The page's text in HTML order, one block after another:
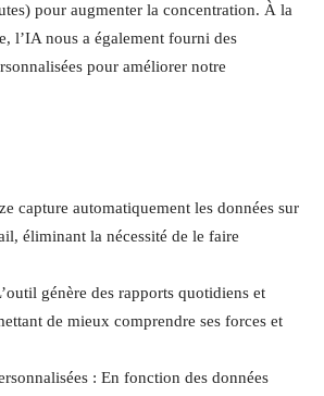
pour augmenter la concentration. À la
l’IA nous a également fourni des
pour améliorer notre
capture automatiquement les données sur
éliminant la nécessité de le faire
génère des rapports quotidiens et
de mieux comprendre ses forces et
: En fonction des données